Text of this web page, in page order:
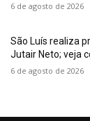
6 de agosto de 2026
São Luís realiza
Jutair Neto; veja
6 de agosto de 2026